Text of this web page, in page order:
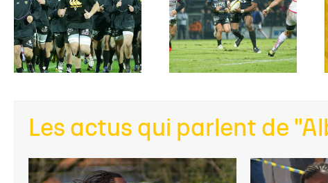
Les actus qui parlent de